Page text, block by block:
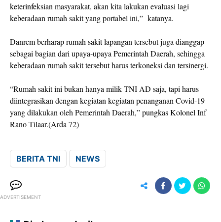
keterinfeksian masyarakat, akan kita lakukan evaluasi lagi
keberadaan rumah sakit yang portabel ini,” katanya.
Danrem berharap rumah sakit lapangan tersebut juga dianggap
sebagai bagian dari upaya-upaya Pemerintah Daerah, sehingga
keberadaan rumah sakit tersebut harus terkoneksi dan tersinergi.
“Rumah sakit ini bukan hanya milik TNI AD saja, tapi harus
diintegrasikan dengan kegiatan kegiatan penanganan Covid-19
yang dilakukan oleh Pemerintah Daerah,” pungkas Kolonel Inf
Rano Tilaar.(Arda 72)
BERITA TNI NEWS
ADVERTISEMENT